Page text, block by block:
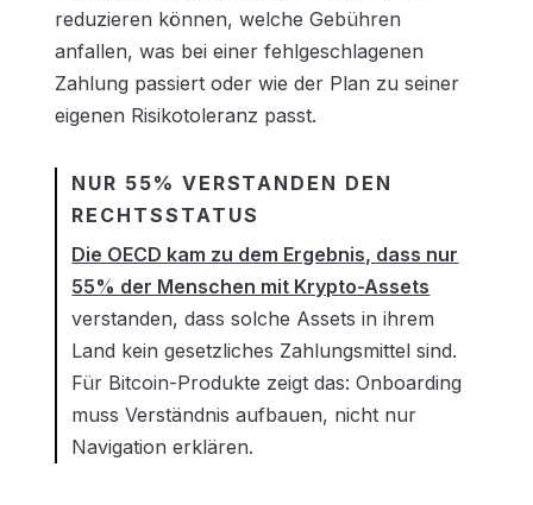
reduzieren können, welche Gebühren
anfallen, was bei einer fehlgeschlagenen
Zahlung passiert oder wie der Plan zu seiner
eigenen Risikotoleranz passt.
NUR 55% VERSTANDEN DEN
RECHTSSTATUS
Die OECD kam zu dem Ergebnis, dass nur
55% der Menschen mit Krypto-Assets
verstanden, dass solche Assets in ihrem
Land kein gesetzliches Zahlungsmittel sind.
Für Bitcoin-Produkte zeigt das: Onboarding
muss Verständnis aufbauen, nicht nur
Navigation erklären.